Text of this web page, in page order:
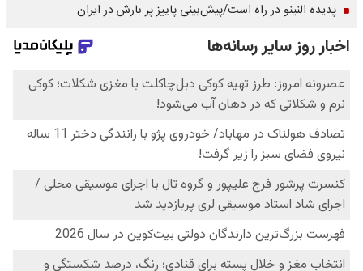
پدیده النینو در راه است/پیش‌بینی پاییز پر بارش در ایران